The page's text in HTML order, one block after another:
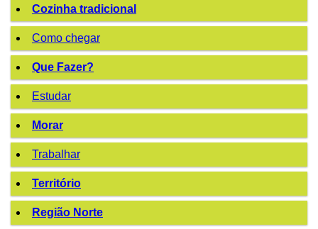
Cozinha tradicional
Como chegar
Que Fazer?
Estudar
Morar
Trabalhar
Território
Região Norte